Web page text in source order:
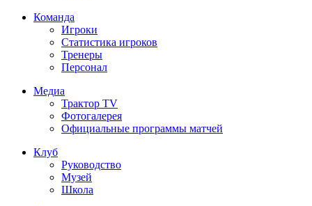
Команда
Игроки
Статистика игроков
Тренеры
Персонал
Медиа
Трактор TV
Фотогалерея
Официальные программы матчей
Клуб
Руководство
Музей
Школа